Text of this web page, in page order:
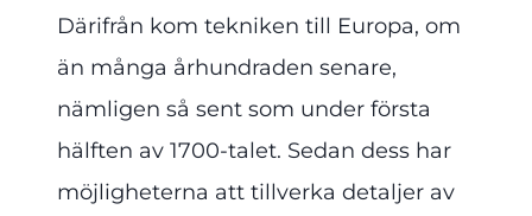
Därifrån kom tekniken till Europa, om
än många århundraden senare,
nämligen så sent som under första
hälften av 1700-talet. Sedan dess har
möjligheterna att tillverka detaljer av